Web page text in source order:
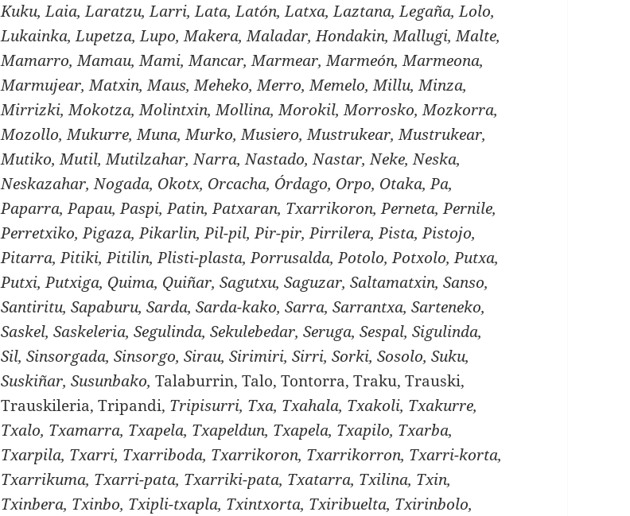
Kuku, Laia, Laratzu, Larri, Lata, Latón, Latxa, Laztana, Legaña, Lolo,
Lukainka, Lupetza, Lupo, Makera, Maladar, Hondakin, Mallugi, Malte,
Mamarro, Mamau, Mami, Mancar, Marmear, Marmeón, Marmeona,
Marmujear, Matxin, Maus, Meheko, Merro, Memelo, Millu, Minza,
Mirrizki, Mokotza, Molintxin, Mollina, Morokil, Morrosko, Mozkorra,
Mozollo, Mukurre, Muna, Murko, Musiero, Mustrukear, Mustrukear,
Mutiko, Mutil, Mutilzahar, Narra, Nastado, Nastar, Neke, Neska,
Neskazahar, Nogada, Okotx, Orcacha, Órdago, Orpo, Otaka, Pa,
Paparra, Papau, Paspi, Patin, Patxaran, Txarrikoron, Perneta, Pernile,
Perretxiko, Pigaza, Pikarlin, Pil-pil, Pir-pir, Pirrilera, Pista, Pistojo,
Pitarra, Pitiki, Pitilin, Plisti-plasta, Porrusalda, Potolo, Potxolo, Putxa,
Putxi, Putxiga, Quima, Quiñar, Sagutxu, Saguzar, Saltamatxin, Sanso,
Santiritu, Sapaburu, Sarda, Sarda-kako, Sarra, Sarrantxa, Sarteneko,
Saskel, Saskeleria, Segulinda, Sekulebedar, Seruga, Sespal, Sigulinda,
Sil, Sinsorgada, Sinsorgo, Sirau, Sirimiri, Sirri, Sorki, Sosolo, Suku,
Suskiñar, Susunbako, Talaburrin, Talo, Tontorra, Traku, Trauski,
Trauskileria, Tripandi, Tripisurri, Txa, Txahala, Txakoli, Txakurre,
Txalo, Txamarra, Txapela, Txapeldun, Txapela, Txapilo, Txarba,
Txarpila, Txarri, Txarriboda, Txarrikoron, Txarrikorron, Txarri-korta,
Txarrikuma, Txarri-pata, Txarriki-pata, Txatarra, Txilina, Txin,
Txinbera, Txinbo, Txipli-txapla, Txintxorta, Txiribuelta, Txirinbolo,